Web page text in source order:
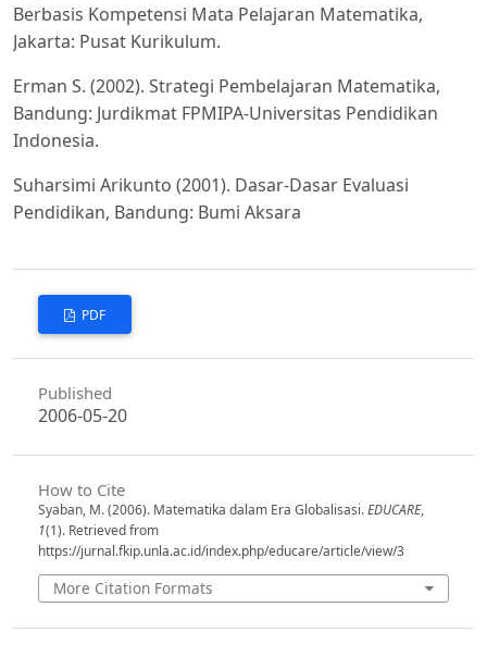
Berbasis Kompetensi Mata Pelajaran Matematika,
Jakarta: Pusat Kurikulum.
Erman S. (2002). Strategi Pembelajaran Matematika,
Bandung: Jurdikmat FPMIPA-Universitas Pendidikan
Indonesia.
Suharsimi Arikunto (2001). Dasar-Dasar Evaluasi
Pendidikan, Bandung: Bumi Aksara
PDF
Published
2006-05-20
How to Cite
Syaban, M. (2006). Matematika dalam Era Globalisasi.EDUCARE,
1(1). Retrieved from
https://jurnal.fkip.unla.ac.id/index.php/educare/article/view/3
More Citation Formats